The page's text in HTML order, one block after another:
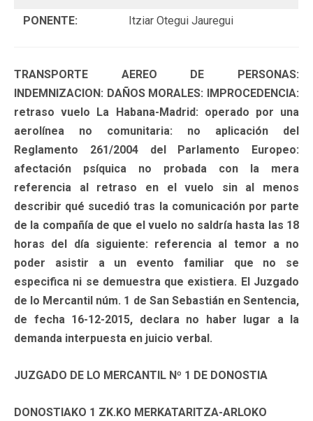
PONENTE: Itziar Otegui Jauregui
TRANSPORTE AEREO DE PERSONAS:
INDEMNIZACION: DAÑOS MORALES: IMPROCEDENCIA:
retraso vuelo La Habana-Madrid: operado por una
aerolínea no comunitaria: no aplicación del
Reglamento 261/2004 del Parlamento Europeo:
afectación psíquica no probada con la mera
referencia al retraso en el vuelo sin al menos
describir qué sucedió tras la comunicación por parte
de la compañía de que el vuelo no saldría hasta las 18
horas del día siguiente: referencia al temor a no
poder asistir a un evento familiar que no se
especifica ni se demuestra que existiera. El Juzgado
de lo Mercantil núm. 1 de San Sebastián en Sentencia,
de fecha 16-12-2015, declara no haber lugar a la
demanda interpuesta en juicio verbal.
JUZGADO DE LO MERCANTIL Nº 1 DE DONOSTIA
DONOSTIAKO 1 ZK.KO MERKATARITZA-ARLOKO